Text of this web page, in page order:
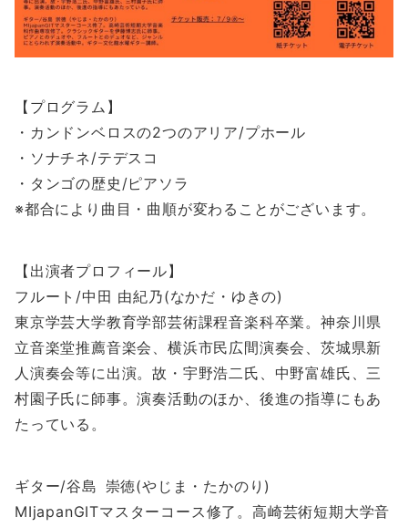
【プログラム】
・カンドンベロスの2つのアリア/プホール
・ソナチネ/テデスコ
・タンゴの歴史/ピアソラ
※都合により曲目・曲順が変わることがございます。
【出演者プロフィール】
フルート/中田 由紀乃(なかだ・ゆきの)
東京学芸大学教育学部芸術課程音楽科卒業。神奈川県
立音楽堂推薦音楽会、横浜市民広間演奏会、茨城県新
人演奏会等に出演。故・宇野浩二氏、中野富雄氏、三
村園子氏に師事。演奏活動のほか、後進の指導にもあ
たっている。
ギター/谷島 崇徳(やじま・たかのり)
MIjapanGITマスターコース修了。高崎芸術短期大学音